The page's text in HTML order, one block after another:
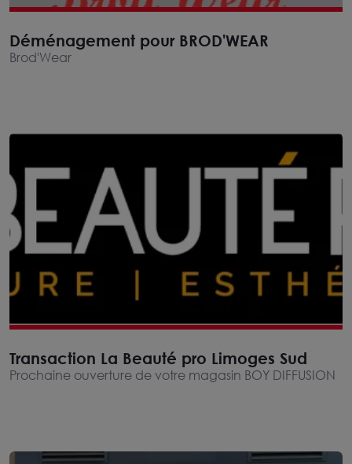
Déménagement pour BROD'WEAR
Brod'Wear
Transaction La Beauté pro Limoges Sud
Prochaine ouverture de votre magasin BOY DIFFUSION